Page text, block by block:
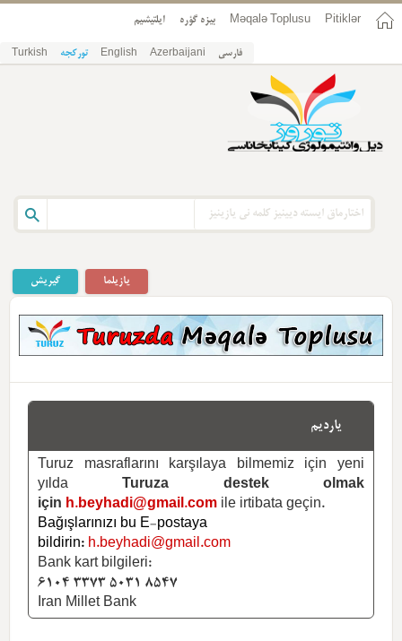
Pitiklər
Məqalə Toplusu بیزه گؤره ایلتیشیم
فارسی Azerbaijani
English تورکجه Turkish
گیریش یازیلما
یاردیم
Turuz masraflarını karşılaya bilmemiz için yeni
yılda
Turuza destek olmak
için h.beyhadi@gmail.com ile irtibata geçin.
Bağışlarınızı bu E-postaya
bildirin: h.beyhadi@gmail.com
Bank kart bilgileri:
6104 3373 5031 8547
Iran Millet Bank